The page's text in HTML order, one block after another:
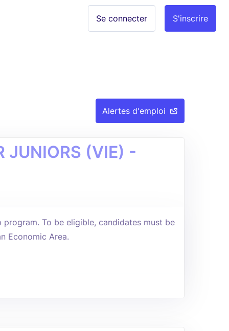
S'inscrire
Se connecter
Alertes d'emploi
JUNIORS (VIE) -
program. To be eligible, candidates must be
Economic Area.